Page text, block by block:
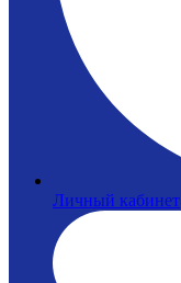
Личный кабинет